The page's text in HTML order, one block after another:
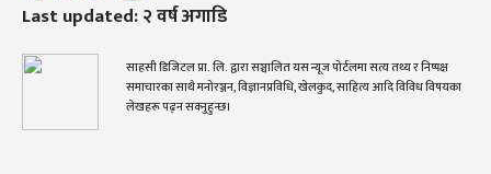
Last updated: २ वर्ष अगाडि
साहसी डिजिटल प्रा. लि. द्वारा सञ्चालित यस न्यूज पोर्टलमा सत्य तथ्य र निष्पक्ष
समाचारका साथै मनोरञ्जन, विज्ञानप्रविधि, खेलकुद, साहित्य आदि विविध विषयका
लेखहरू पढ्न सक्नुहुन्छ।